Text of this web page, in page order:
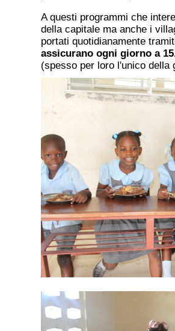
A questi programmi che
della capitale ma anche i
portati quotidianamente
assicurano ogni giorno a
(spesso per loro l'unico della